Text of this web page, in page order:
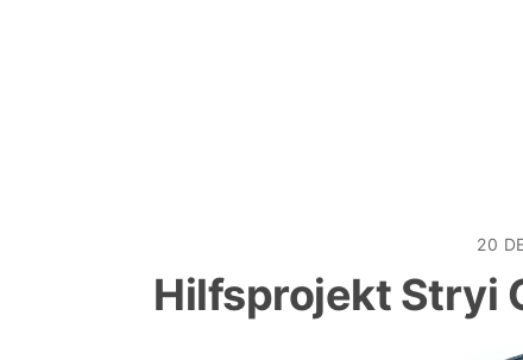
20
Hilfsprojekt Stryi